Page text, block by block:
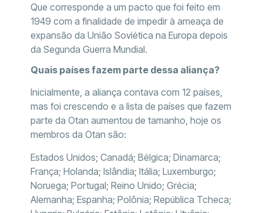
Que corresponde a um pacto que foi feito em
1949 com a finalidade de impedir à ameaça de
expansão da União Soviética na Europa depois
da Segunda Guerra Mundial.
Quais países fazem parte dessa aliança?
Inicialmente, a aliança contava com 12 países,
mas foi crescendo e a lista de países que fazem
parte da Otan aumentou de tamanho, hoje os
membros da Otan são:
Estados Unidos; Canadá; Bélgica; Dinamarca;
França; Holanda; Islândia; Itália; Luxemburgo;
Noruega; Portugal; Reino Unido; Grécia;
Alemanha; Espanha; Polônia; República Tcheca;